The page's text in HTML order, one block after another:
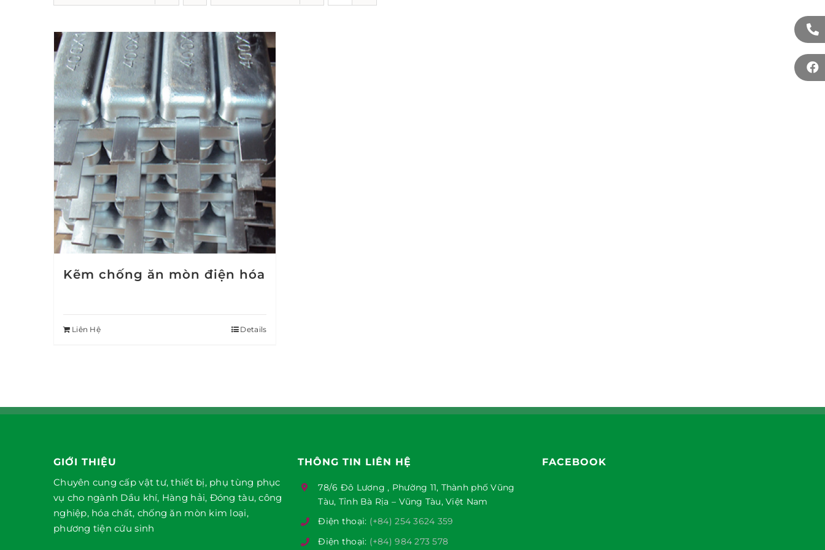
Kẽm chống ăn mòn điện hóa
Liên Hệ Details
GIỚI THIỆU
Chuyên cung cấp vật tư, thiết bị, phụ tùng phục
vụ cho ngành Dầu khí, Hàng hải, Đóng tàu, công
nghiệp, hóa chất, chống ăn mòn kim loại,
phương tiện cứu sinh
THÔNG TIN LIÊN HỆ
78/6 Đô Lương , Phường 11, Thành phố Vũng
Tàu, Tỉnh Bà Rịa – Vũng Tàu, Việt Nam
Điện thoại: (+84) 254 3624 359
Điện thoại: (+84) 984 273 578
FACEBOOK